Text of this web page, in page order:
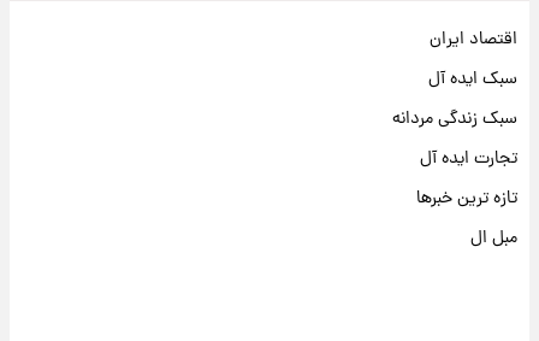
اقتصاد ایران
سبک ایده آل
سبک زندگی مردانه
تجارت ایده آل
تازه ترین خبرها
مبل ال